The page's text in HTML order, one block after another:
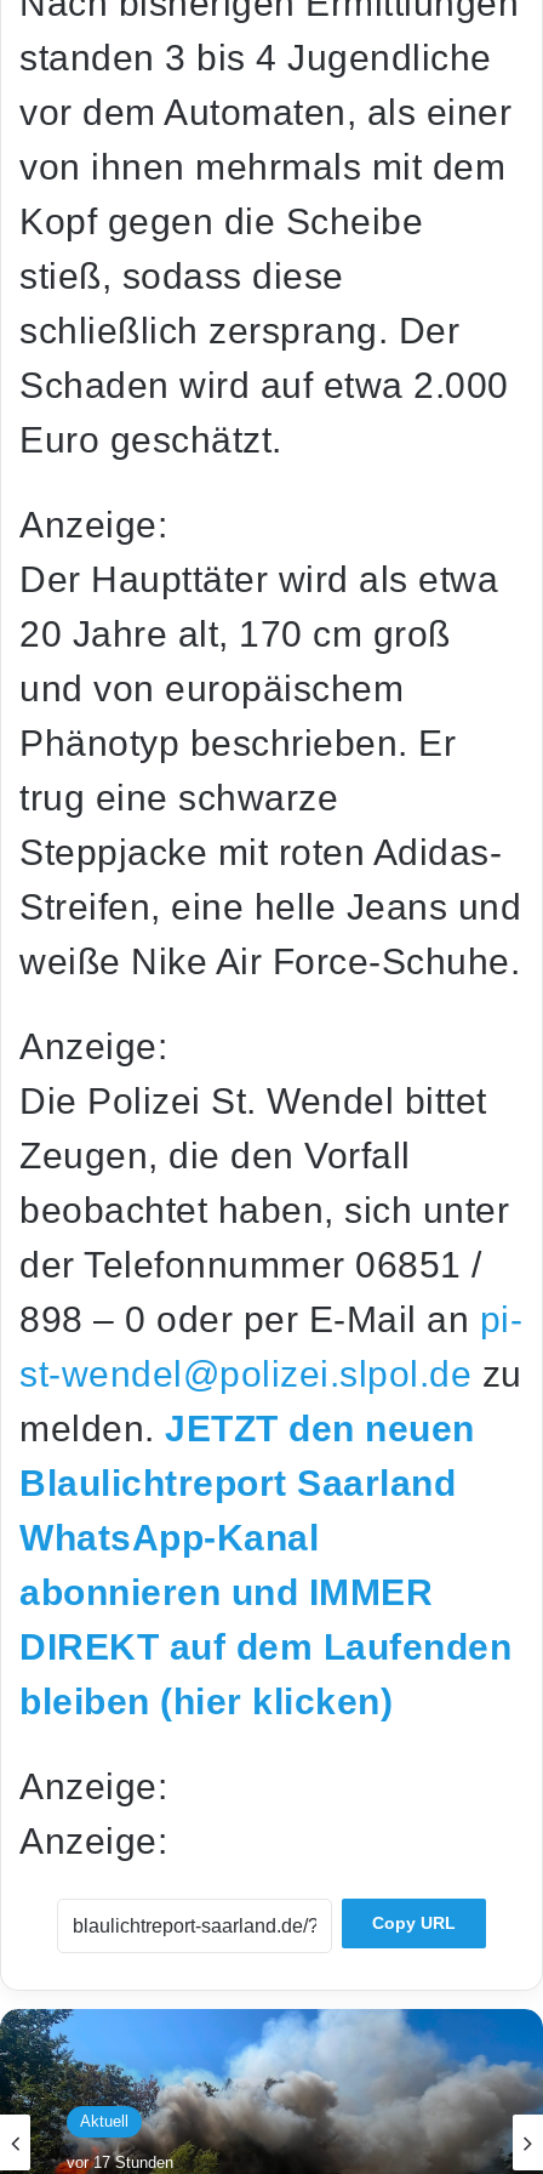
standen 3 bis 4 Jugendliche
vor dem Automaten, als einer
von ihnen mehrmals mit dem
Kopf gegen die Scheibe
stieß, sodass diese
schließlich zersprang. Der
Schaden wird auf etwa 2.000
Euro geschätzt.
Anzeige:
Der Haupttäter wird als etwa
20 Jahre alt, 170 cm groß
und von europäischem
Phänotyp beschrieben. Er
trug eine schwarze
Steppjacke mit roten Adidas-
Streifen, eine helle Jeans und
weiße Nike Air Force-Schuhe.
Anzeige:
Die Polizei St. Wendel bittet
Zeugen, die den Vorfall
beobachtet haben, sich unter
der Telefonnummer 06851 /
898 – 0 oder per E-Mail an pi-
st-wendel@polizei.slpol.de zu
melden. JETZT den neuen
Blaulichtreport Saarland
WhatsApp-Kanal
abonnieren und IMMER
DIREKT auf dem Laufenden
bleiben (hier klicken)
Anzeige:
Anzeige:
Copy URL
Aktuell
vor 17 Stunden